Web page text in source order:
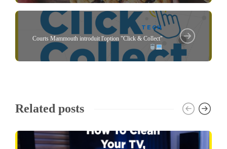
TECH
Courts Mammouth introduit l'option "Click & Collect"
Related posts